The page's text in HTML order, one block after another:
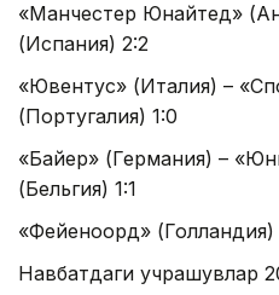
«Манчестер Юнайтед»
(Испания) 2:2
«Ювентус» (Италия) –
(Португалия) 1:0
«Байер» (Германия) –
(Бельгия) 1:1
«Фейеноорд»
Навбатдаги учрашувлар